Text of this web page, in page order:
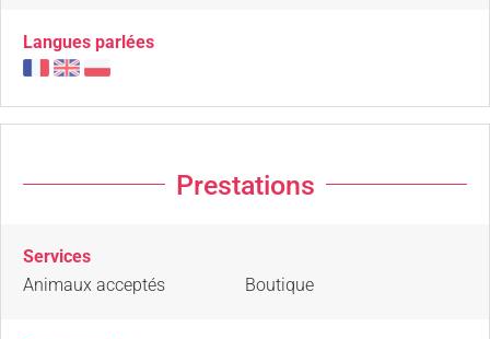
Langues parlées
Prestations
Services
Animaux acceptés
Boutique